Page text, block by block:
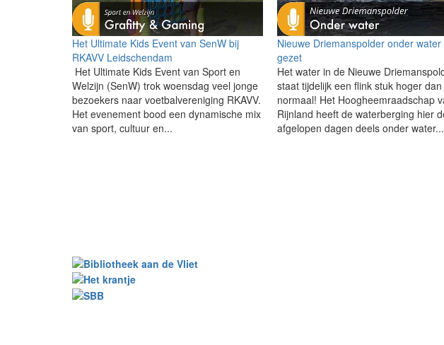
Het Ultimate Kids Event van SenW bij
RKAVV Leidschendam
Het Ultimate Kids Event van Sport en
Welzijn (SenW) trok woensdag veel jonge
bezoekers naar voetbalvereniging RKAVV.
Het evenement bood een dynamische mix
van sport, cultuur en...
Nieuwe Driemanspolder onder water
gezet
Het water in de Nieuwe
staat tijdelijk een flink stuk hoger dan
normaal! Het Hoogheemraadschap
Rijnland heeft de waterberging hier
afgelopen dagen deels onder water...